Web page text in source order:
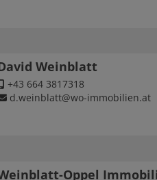
Weinblatt
+43 664 3817318
d.weinblatt@wo-immobilien.at
Oppel